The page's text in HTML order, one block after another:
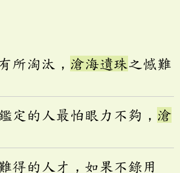
所淘汰， 滄海遺珠之憾難
定的人最怕眼力不夠， 滄
得的人才，如果不錄用